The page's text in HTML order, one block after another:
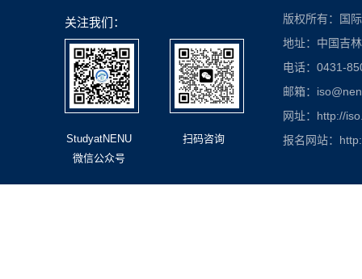
关注我们：
StudyatNENU
微信公众号
扫码咨询
版权所有：国
地址：中国吉
电话：0431-
邮箱：
网址：http://
报名网站：